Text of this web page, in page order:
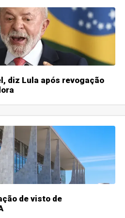
diz Lula após revogação
de visto de